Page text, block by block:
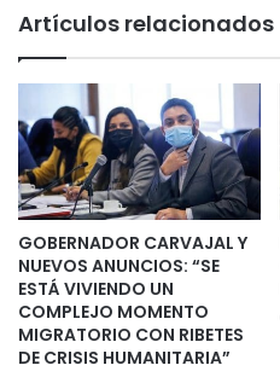
Artículos relacionados
GOBERNADOR CARVAJAL Y
NUEVOS ANUNCIOS: “SE
ESTÁ VIVIENDO UN
COMPLEJO MOMENTO
MIGRATORIO CON RIBETES
DE CRISIS HUMANITARIA”